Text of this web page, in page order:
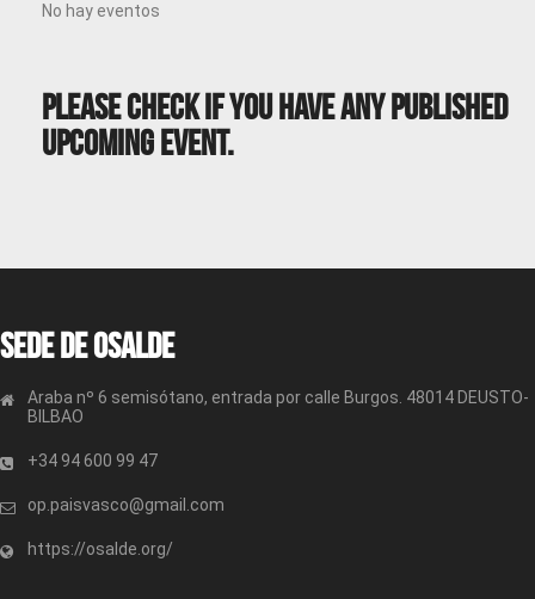
No hay eventos
Please Check If You Have Any Published
Upcoming Event.
Sede de OSALDE
Araba nº 6 semisótano, entrada por calle Burgos. 48014 DEUSTO-
BILBAO
+34 94 600 99 47
op.paisvasco@gmail.com
https://osalde.org/